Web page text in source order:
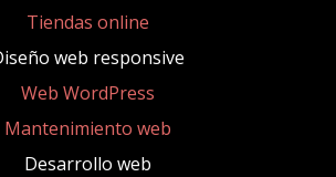
Tiendas online
web responsive
Web WordPress
Mantenimiento web
Desarrollo web